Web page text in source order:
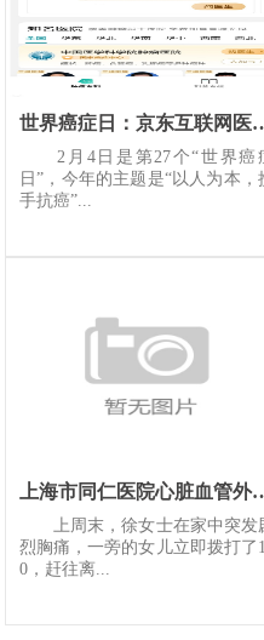
世界癌症日：京东互联网医
2月4日是第27个“世界癌
日”，今年的主题是“以人为本，
手抗癌”...
上海市同仁医
上周末，徐女士在家中突发
烈胸痛，一旁的女儿立即拨打了
0，赶往离...